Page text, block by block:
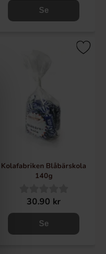
Se
Kolafabriken Blåbärskola
140g
30.90 kr
Se